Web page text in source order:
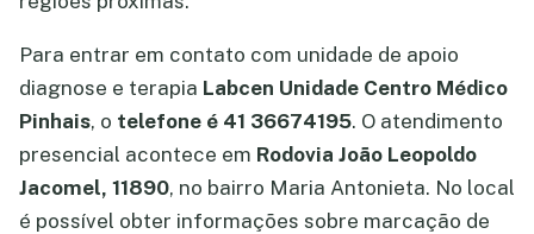
Para entrar em contato com unidade de apoio
diagnose e terapia Labcen Unidade Centro Médico
Pinhais, o telefone é 41 36674195. O atendimento
presencial acontece em Rodovia João Leopoldo
Jacomel, 11890, no bairro Maria Antonieta. No local
é possível obter informações sobre marcação de